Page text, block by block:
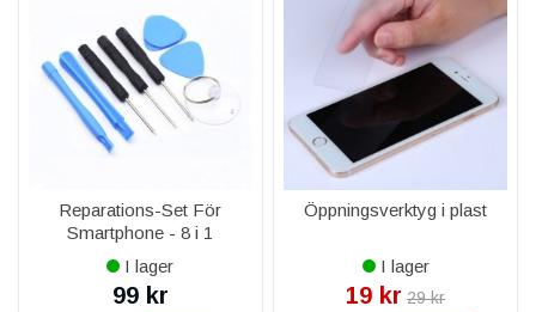
Har ni skärm och batteri till Nokia Lumia 800?
Ja, både skärm i originalkvalitet och batteri med full kapacitet
finns till Nokia Lumia 800.
Passar delarna exakt min Nokia Lumia 800?
Alla delar är modellspecifika för Nokia Lumia 800 och
Ingår garanti?
Ja, livstidsgaranti på reservdelen, fri frakt över 999 kr och
leverans 1–3 vardagar.
Kan ni montera delen åt mig?
Reparations-Set För
Smartphone - 8 i 1
I lager
99 kr
Öppningsverktyg i plast
I lager
19 kr 29 kr